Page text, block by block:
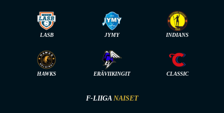
LASB JYMY INDIANS
HAWKS ERÄVIIKINGIT CLASSIC
F-LIIGA NAISET